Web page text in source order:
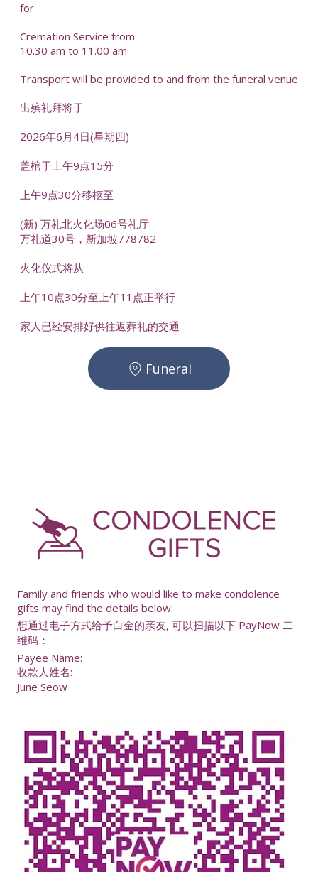
for
Cremation Service from
10.30 am to 11.00 am
Transport will be provided to and from the funeral venue
出殡礼拜将于
2026年6月4日(星期四)
盖棺于上午9点15分
上午9点30分移柩至
(新) 万礼北火化场06号礼厅
万礼道30号，新加坡778782
火化仪式将从
上午10点30分至上午11点正举行
家人已经安排好供往返葬礼的交通
Funeral
Family and friends who would like to make condolence
gifts may find the details below:
想通过电子方式给予白金的亲友, 可以扫描以下 PayNow 二
维码：
Payee Name:
收款人姓名:
June Seow